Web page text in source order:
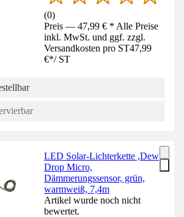
(0)
Preis — 47,99 € * Alle Preise
inkl. MwSt. und ggf. zzgl.
Versandkosten pro ST47,99
€*/ ST
LED Solar-Lichterkette ,Dew
Drop Micro,
Dämmerungssensor, grün,
warmweiß, 7,4m
Artikel wurde noch nicht
bewertet.